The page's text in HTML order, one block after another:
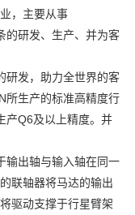
，主要从事
的研发、生产、并为客
研发，助力全世界的客
所生产的标准高精度行
产Q6及以上精度。并
输出轴与输入轴在同一
联轴器将马达的输出
驱动支撑于行星臂架